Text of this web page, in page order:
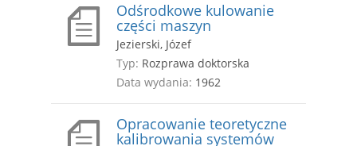
Odśrodkowe kulowanie
części maszyn
Jezierski, Józef
Typ: Rozprawa doktorska
Data wydania: 1962
Opracowanie teoretyczne
kalibrowania systemów